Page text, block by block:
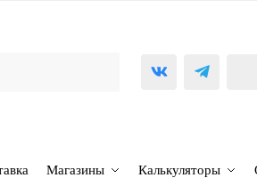
Магазины Калькуляторы